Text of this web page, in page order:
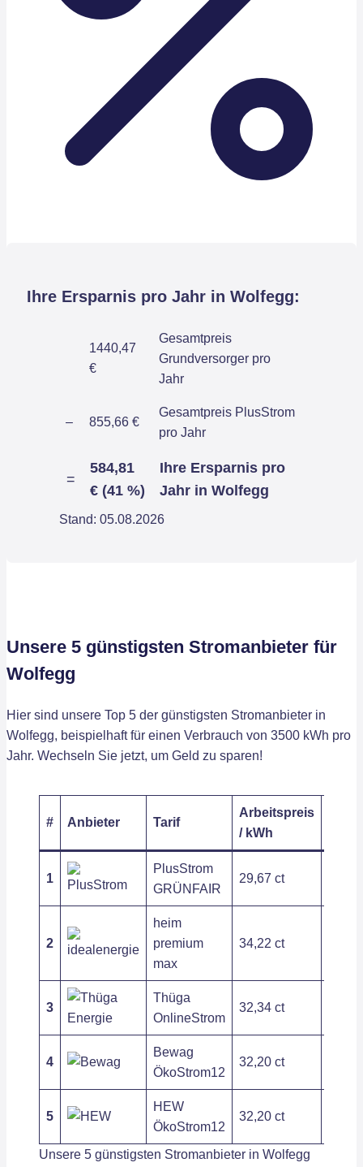
Ihre Ersparnis pro Jahr in Wolfegg:
1440,47
€
Gesamtpreis
Grundversorger pro
Jahr
– 855,66 €
Gesamtpreis PlusStrom
pro Jahr
=
584,81
€ (41 %)
Ihre Ersparnis pro
Jahr in Wolfegg
Stand: 05.08.2026
Unsere 5 günstigsten Stromanbieter für
Wolfegg
Hier sind unsere Top 5 der günstigsten Stromanbieter in
Wolfegg, beispielhaft für einen Verbrauch von 3500 kWh pro
Jahr. Wechseln Sie jetzt, um Geld zu sparen!
# Anbieter Tarif
Arbeitspreis
/ kWh
1
PlusStrom
GRÜNFAIR
29,67 ct
2
heim
premium
max
34,22 ct
3
Thüga
OnlineStrom
32,34 ct
4
Bewag
ÖkoStrom12
32,20 ct
5
HEW
ÖkoStrom12
32,20 ct
Unsere 5 günstigsten Stromanbieter in Wolfegg